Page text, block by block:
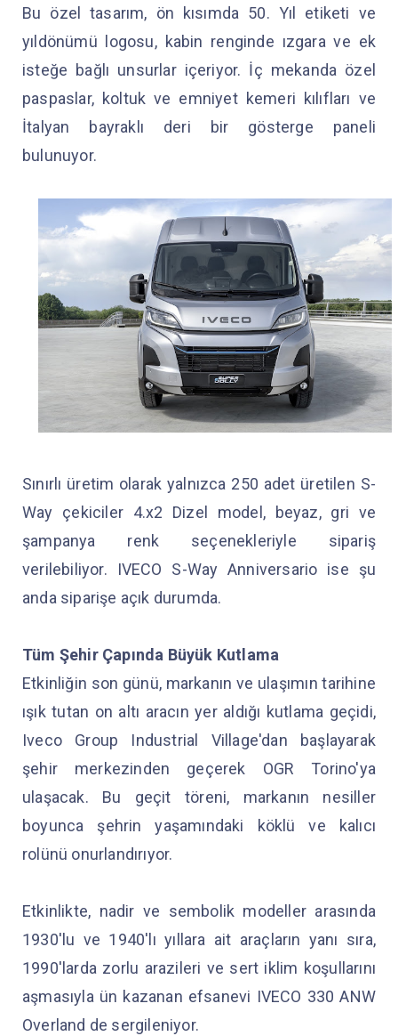
Bu özel tasarım, ön kısımda 50. Yıl etiketi ve
yıldönümü logosu, kabin renginde ızgara ve ek
isteğe bağlı unsurlar içeriyor. İç mekanda özel
paspaslar, koltuk ve emniyet kemeri kılıfları ve
İtalyan bayraklı deri bir gösterge paneli
bulunuyor.
Sınırlı üretim olarak yalnızca 250 adet üretilen S-
Way çekiciler 4.x2 Dizel model, beyaz, gri ve
şampanya renk seçenekleriyle sipariş
verilebiliyor. IVECO S-Way Anniversario ise şu
anda siparişe açık durumda.
Tüm Şehir Çapında Büyük Kutlama
Etkinliğin son günü, markanın ve ulaşımın tarihine
ışık tutan on altı aracın yer aldığı kutlama geçidi,
Iveco Group Industrial Village'dan başlayarak
şehir merkezinden geçerek OGR Torino'ya
ulaşacak. Bu geçit töreni, markanın nesiller
boyunca şehrin yaşamındaki köklü ve kalıcı
rolünü onurlandırıyor.
Etkinlikte, nadir ve sembolik modeller arasında
1930'lu ve 1940'lı yıllara ait araçların yanı sıra,
1990'larda zorlu arazileri ve sert iklim koşullarını
aşmasıyla ün kazanan efsanevi IVECO 330 ANW
Overland de sergileniyor.